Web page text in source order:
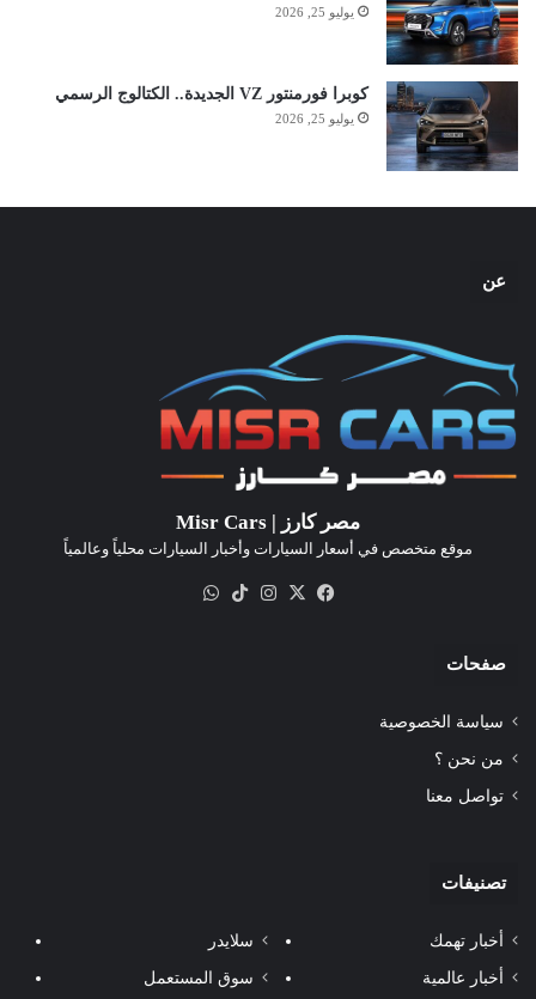
يوليو 25, 2026
كوبرا فورمنتور VZ الجديدة.. الكتالوج الرسمي
يوليو 25, 2026
عن
مصر كارز | Misr Cars
موقع متخصص في أسعار السيارات وأخبار السيارات محلياً وعالمياً
فيسبوك
‫X انستقرام‫TikTok
صفحات
سياسة الخصوصية
من نحن ؟
تواصل معنا
تصنيفات
أخبار تهمك
أخبار عالمية
سلايدر
سوق المستعمل